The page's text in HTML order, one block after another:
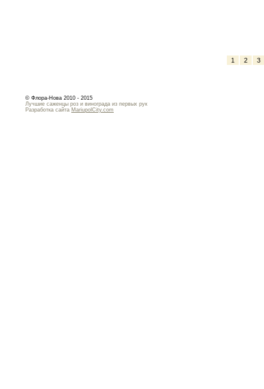
1 2 3
© Флора-Нова 2010 - 2015
Лучшие саженцы роз и винограда из первых рук
Разработка сайта MariupolCity.com